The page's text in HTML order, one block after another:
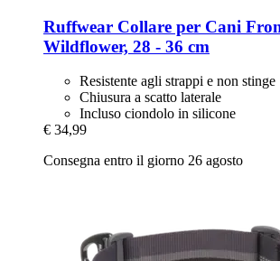
Ruffwear Collare per Cani
Wildflower, 28 -​ 36 cm
Resistente agli strappi e non stinge
Chiusura a scatto laterale
Incluso ciondolo in silicone
€ 34,99
Consegna entro il giorno 26 agosto